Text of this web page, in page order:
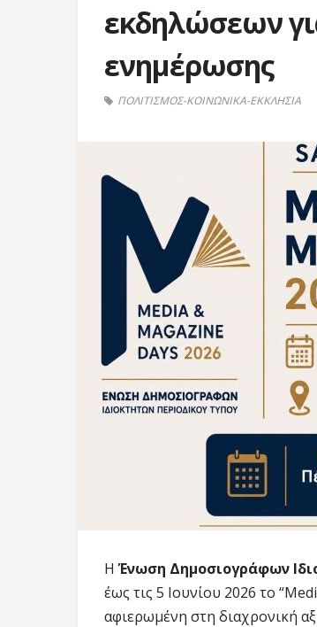
εκδηλώσεων
ενημέρωσης
ΠΟΛΙΤΙΣΜΟΣ-ΚΟΙΝΩΝΙΚΑ-ΕΚΚΛΗΣΙΑ
ΗΈνωση Δημοσιογράφων
έως τις 5 Ιουνίου 2026 το
αφιερωμένη στη διαχρονική